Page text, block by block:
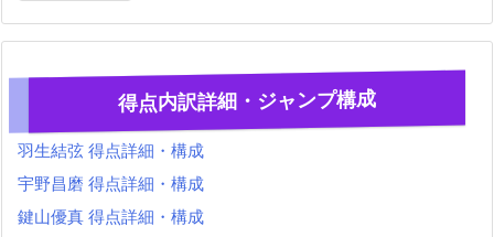
得点内訳詳細・ジャンプ構成
羽生結弦 得点詳細・構成
宇野昌磨 得点詳細・構成
鍵山優真 得点詳細・構成